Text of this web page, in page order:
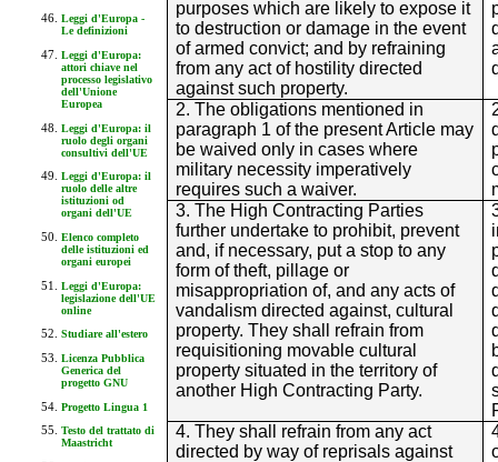
Leggi d'Europa -
Le definizioni
Leggi d'Europa:
attori chiave nel
processo legislativo
dell'Unione
Europea
Leggi d'Europa: il
ruolo degli organi
consultivi dell'UE
Leggi d'Europa: il
ruolo delle altre
istituzioni od
organi dell'UE
Elenco completo
delle istituzioni ed
organi europei
Leggi d'Europa:
legislazione dell'UE
online
Studiare all'estero
Licenza Pubblica
Generica del
progetto GNU
Progetto Lingua 1
Testo del trattato di
Maastricht
purposes which are likely to expose it
to destruction or damage in the event
of armed convict; and by refraining
from any act of hostility directed
against such property.
2. The obligations mentioned in
paragraph 1 of the present Article may
be waived only in cases where
military necessity imperatively
requires such a waiver.
3. The High Contracting Parties
further undertake to prohibit, prevent
and, if necessary, put a stop to any
form of theft, pillage or
misappropriation of, and any acts of
vandalism directed against, cultural
property. They shall refrain from
requisitioning movable cultural
property situated in the territory of
another High Contracting Party.
4. They shall refrain from any act
directed by way of reprisals against